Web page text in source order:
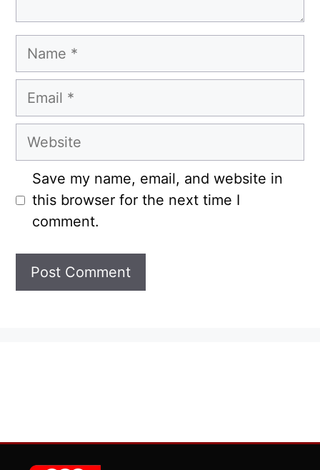
Name
Email
Website
Save my name, email, and website in
this browser for the next time I
comment.